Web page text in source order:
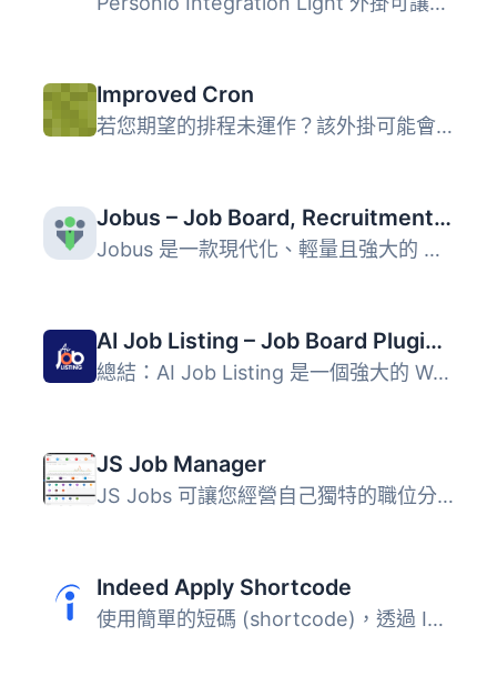
Improved Cron
若您期望的排程未運作？該外掛可能會有所幫助，並且提供 WP-C...
Jobus – Job Board, Recruitment & Hiring Platform
Jobus 是一款現代化、輕量且強大的 WordPress 外掛，旨在將您...
AI Job Listing – Job Board Plugin To Manage Hiring
總結：AI Job Listing 是一個強大的 WordPress 外掛，讓您能...
JS Job Manager
JS Jobs 可讓您經營自己獨特的職位分類服務，您或者雇主可以...
Indeed Apply Shortcode
使用簡單的短碼 (shortcode)，透過 Indeed Apply，您可以安全...